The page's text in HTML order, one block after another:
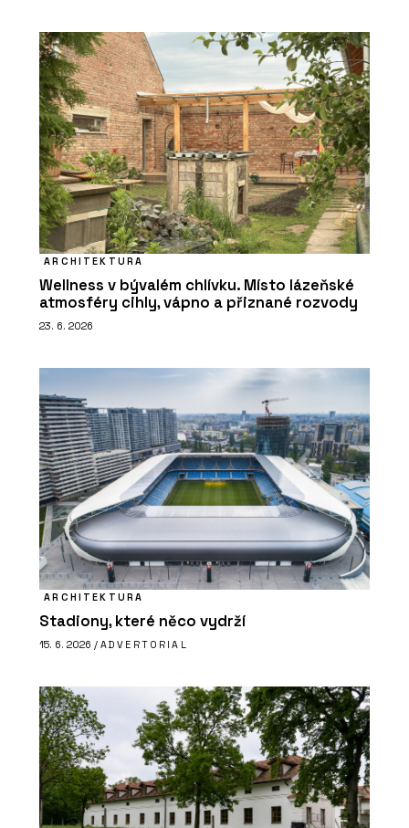
ARCHITEKTURA
Wellness v bývalém chlívku. Místo lázeňské
atmosféry cihly, vápno a přiznané rozvody
23. 6. 2026
ARCHITEKTURA
Stadiony, které něco vydrží
15. 6. 2026 / ADVERTORIAL